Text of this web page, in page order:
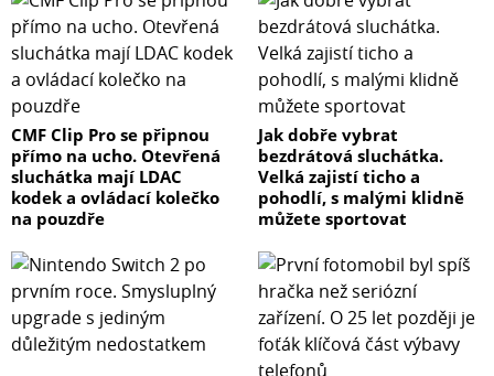
CMF Clip Pro se připnou
přímo na ucho. Otevřená
sluchátka mají LDAC
kodek a ovládací kolečko
na pouzdře
Jak dobře vybrat
bezdrátová sluchátka.
Velká zajistí ticho a
pohodlí, s malými klidně
můžete sportovat